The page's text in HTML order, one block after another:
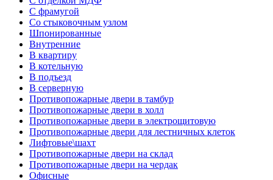
С фрамугой
Со стыковочным узлом
Шпонированные
Внутренние
В квартиру
В котельную
В подъезд
В серверную
Противопожарные двери в тамбур
Противопожарные двери в холл
Противопожарные двери в электрощитовую
Противопожарные двери для лестничных клеток
Лифтовые\шахт
Противопожарные двери на склад
Противопожарные двери на чердак
Офисные